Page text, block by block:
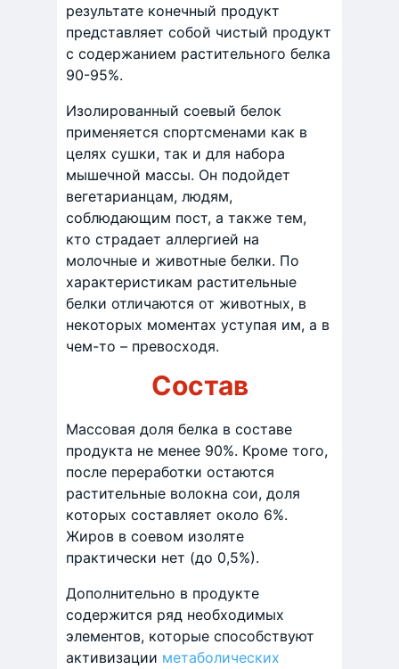
результате конечный продукт
представляет собой чистый продукт
с содержанием растительного белка
90-95%.
Изолированный соевый белок
применяется спортсменами как в
целях сушки, так и для набора
мышечной массы. Он подойдет
вегетарианцам, людям,
соблюдающим пост, а также тем,
кто страдает аллергией на
молочные и животные белки. По
характеристикам растительные
белки отличаются от животных, в
некоторых моментах уступая им, а в
чем-то – превосходя.
Состав
Массовая доля белка в составе
продукта не менее 90%. Кроме того,
после переработки остаются
растительные волокна сои, доля
которых составляет около 6%.
Жиров в соевом изоляте
практически нет (до 0,5%).
Дополнительно в продукте
содержится ряд необходимых
элементов, которые способствуют
активизации метаболических